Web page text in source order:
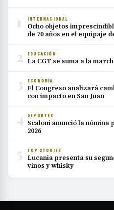
1 INTERNACIONAL
Ocho objetos
de 70 años en el equipaje
2 EDUCACIÓN
La CGT se suma a la
3 ECONOMÍA
El Congreso analizará
con impacto en San Juan
4 DEPORTES
Scaloni anunció la
2026
5 TOP STORIES
Lucania presenta su
vinos y whisky